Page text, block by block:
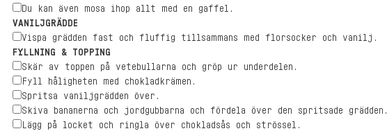
Du kan även mosa ihop allt med en gaffel.
VANILJGRÄDDE
Vispa grädden fast och fluffig tillsammans med florsocker och vanilj.
FYLLNING & TOPPING
Skär av toppen på vetebullarna och gröp ur underdelen.
Fyll håligheten med chokladkrämen.
Spritsa vaniljgrädden över.
Skiva bananerna och jordgubbarna och fördela över den spritsade grädden.
Lägg på locket och ringla över chokladsås och strössel.